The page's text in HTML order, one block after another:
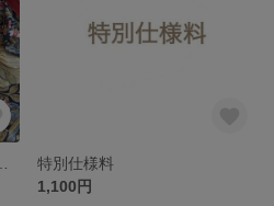
特別仕様料
1,100円